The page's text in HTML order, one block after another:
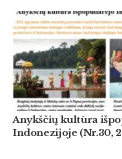
Anykščių kultūra
Indonezijoje (Nr.30,